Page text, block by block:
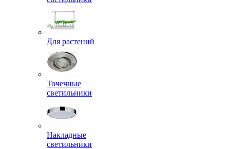
Для растений
Точечные
светильники
Накладные
светильники